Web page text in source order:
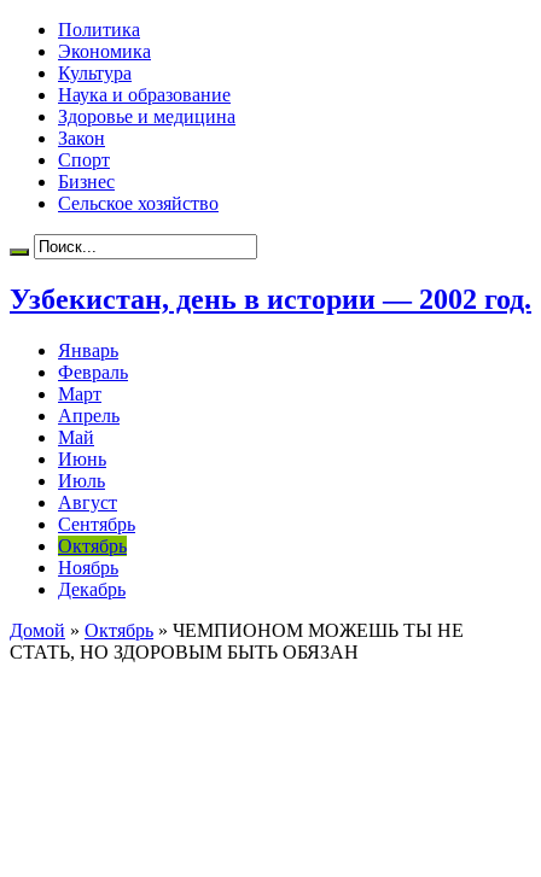
Политика
Экономика
Культура
Наука и образование
Здоровье и медицина
Закон
Спорт
Бизнес
Сельское хозяйство
Узбекистан, день в истории — 2002 год.
Январь
Февраль
Март
Апрель
Май
Июнь
Июль
Август
Сентябрь
Октябрь
Ноябрь
Декабрь
Домой » Октябрь » ЧЕМПИОНОМ МОЖЕШЬ ТЫ НЕ
СТАТЬ, НО ЗДОРОВЫМ БЫТЬ ОБЯЗАН